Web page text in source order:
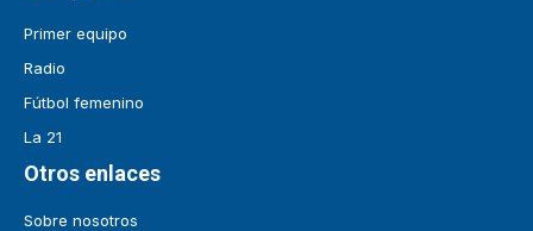
Primer equipo
Radio
Fútbol femenino
La 21
Otros enlaces
Sobre nosotros